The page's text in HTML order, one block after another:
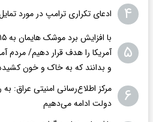
۴ ادعای تکراری ترامپ در مورد
۵
آمریکا را هدف قرار دهیم/ مردم
و بدانند که به خاک و خون
۶
مرکز اطلاع‌رسانی امنیتی عراق:
دولت ادامه می‌دهیم